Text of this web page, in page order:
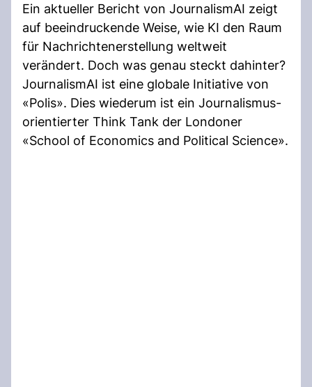
Ein aktueller Bericht von JournalismAI zeigt
auf beeindruckende Weise, wie KI den Raum
für Nachrichtenerstellung weltweit
verändert. Doch was genau steckt dahinter?
JournalismAI ist eine globale Initiative von
«Polis». Dies wiederum ist ein Journalismus-
orientierter Think Tank der Londoner
«School of Economics and Political Science».